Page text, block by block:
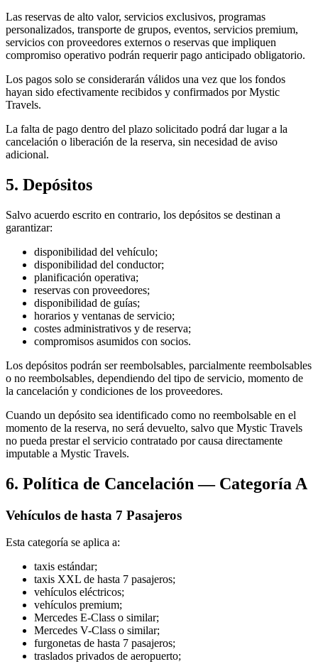
Las reservas de alto valor, servicios exclusivos, programas
personalizados, transporte de grupos, eventos, servicios premium,
servicios con proveedores externos o reservas que impliquen
compromiso operativo podrán requerir pago anticipado obligatorio.
Los pagos solo se considerarán válidos una vez que los fondos
hayan sido efectivamente recibidos y confirmados por Mystic
Travels.
La falta de pago dentro del plazo solicitado podrá dar lugar a la
cancelación o liberación de la reserva, sin necesidad de aviso
adicional.
5. Depósitos
Salvo acuerdo escrito en contrario, los depósitos se destinan a
garantizar:
disponibilidad del vehículo;
disponibilidad del conductor;
planificación operativa;
reservas con proveedores;
disponibilidad de guías;
horarios y ventanas de servicio;
costes administrativos y de reserva;
compromisos asumidos con socios.
Los depósitos podrán ser reembolsables, parcialmente reembolsables
o no reembolsables, dependiendo del tipo de servicio, momento de
la cancelación y condiciones de los proveedores.
Cuando un depósito sea identificado como no reembolsable en el
momento de la reserva, no será devuelto, salvo que Mystic Travels
no pueda prestar el servicio contratado por causa directamente
imputable a Mystic Travels.
6. Política de Cancelación — Categoría A
Vehículos de hasta 7 Pasajeros
Esta categoría se aplica a:
taxis estándar;
taxis XXL de hasta 7 pasajeros;
vehículos eléctricos;
vehículos premium;
Mercedes E-Class o similar;
Mercedes V-Class o similar;
furgonetas de hasta 7 pasajeros;
traslados privados de aeropuerto;